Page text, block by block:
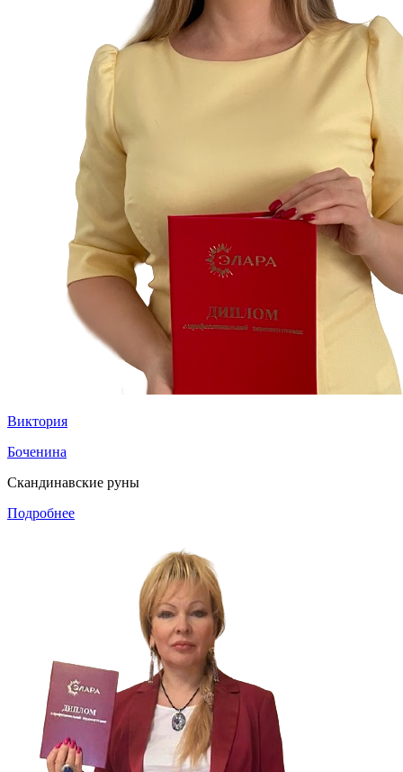
Виктория
Боченина
Скандинавские руны
Подробнее